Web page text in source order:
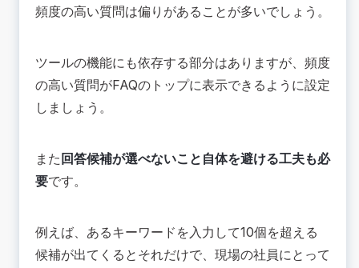
頻度の高い質問は偏りがあることが多いでしょう。
ツールの機能にも依存する部分はありますが、頻度
の高い質問がFAQのトップに表示できるように設定
しましょう。
また 回答候補が選べないこと自体を避ける工夫も必
要です。
例えば、あるキーワードを入力して10個を超える
候補が出てくるとそれだけで、現場の社員にとって